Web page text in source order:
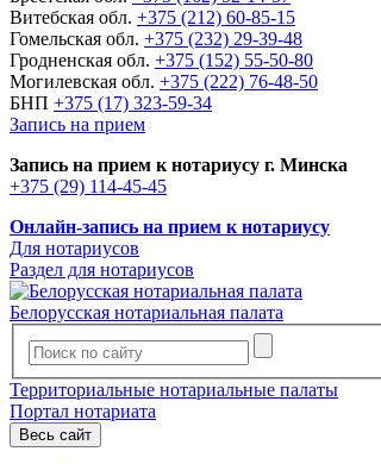
Витебская обл. +375 (212) 60-85-15
Гомельская обл. +375 (232) 29-39-48
Гродненская обл. +375 (152) 55-50-80
Могилевская обл. +375 (222) 76-48-50
БНП +375 (17) 323-59-34
Запись на прием
Запись на прием к нотариусу г. Минска
+375 (29) 114-45-45
Онлайн-запись на прием к нотариусу
Для нотариусов
Раздел для нотариусов
Белорусская нотариальная палата
Территориальные нотариальные палаты
Портал нотариата
Весь сайт